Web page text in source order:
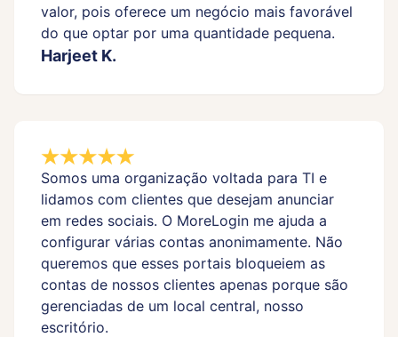
valor, pois oferece um negócio mais favorável
do que optar por uma quantidade pequena.
Harjeet K.
Somos uma organização voltada para TI e
lidamos com clientes que desejam anunciar
em redes sociais. O MoreLogin me ajuda a
configurar várias contas anonimamente. Não
queremos que esses portais bloqueiem as
contas de nossos clientes apenas porque são
gerenciadas de um local central, nosso
escritório.